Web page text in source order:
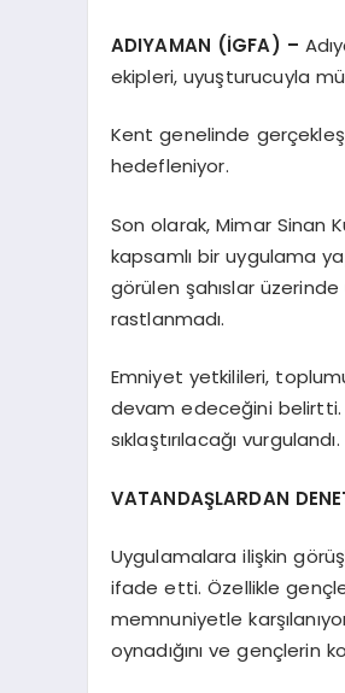
ADIYAMAN (İGFA) –
ekipleri, uyuşturucuyla
Kent genelinde
hedefleniyor.
Son olarak, Mimar Sinan
kapsamlı bir uygulama
görülen şahıslar
rastlanmadı.
Emniyet yetkilileri,
devam edeceğini belirtti.
sıklaştırılacağı vurgulandı.
VATANDAŞLARDAN
Uygulamalara ilişkin
ifade etti. Özellikle
memnuniyetle
oynadığını ve gençlerin